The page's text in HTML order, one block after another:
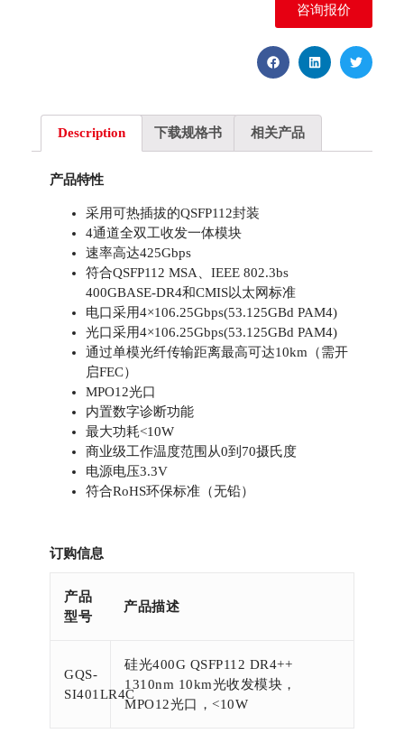
咨询报价
Description 下载规格书 相关产品
产品特性
采用可热插拔的QSFP112封装
4通道全双工收发一体模块
速率高达425Gbps
符合QSFP112 MSA、IEEE 802.3bs
400GBASE-DR4和CMIS以太网标准
电口采用4×106.25Gbps(53.125GBd PAM4)
光口采用4×106.25Gbps(53.125GBd PAM4)
通过单模光纤传输距离最高可达10km（需开
启FEC）
MPO12光口
内置数字诊断功能
最大功耗<10W
商业级工作温度范围从0到70摄氏度
电源电压3.3V
符合RoHS环保标准（无铅）
订购信息
产品
型号
产品描述
GQS-
SI401LR4C
硅光400G QSFP112 DR4++
1310nm 10km光收发模块，
MPO12光口，<10W